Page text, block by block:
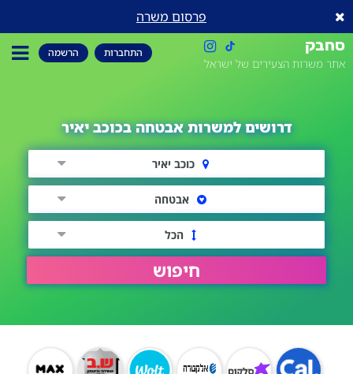
פרסום משרה
סחבק
אתר משרות הצעירים של ישראל
התחברות הרשמה
דרושים למשרות אבטחה בכוכב יאיר
כוכב יאיר
אבטחה
הכל
חיפוש